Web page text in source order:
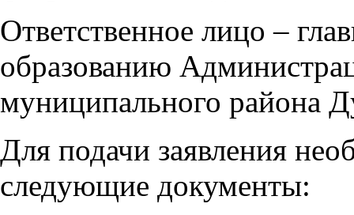
Ответственное лицо –
образованию
муниципального района
Для подачи заявления
следующие документы: